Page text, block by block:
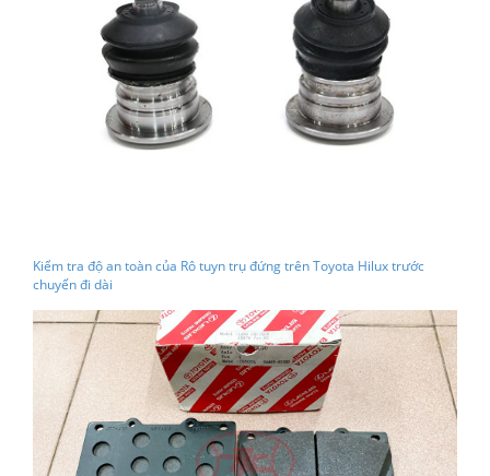
Kiểm tra độ an toàn của Rô tuyn trụ đứng trên Toyota Hilux trước
chuyến đi dài